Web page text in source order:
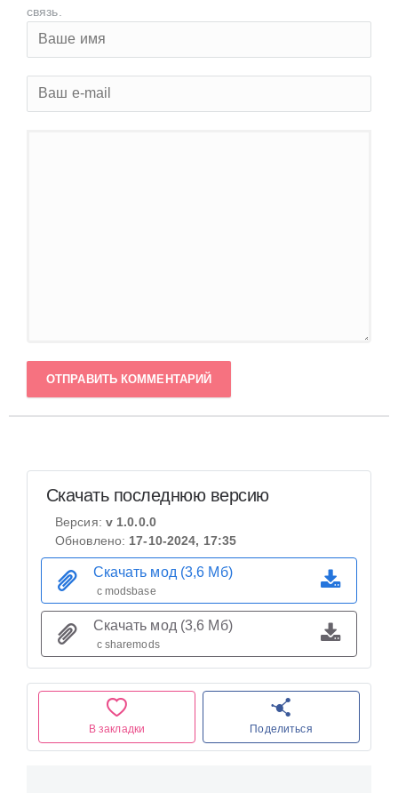
связь.
ОТПРАВИТЬ КОММЕНТАРИЙ
В закладки Поделиться
Скачать последнюю версию
Версия: v 1.0.0.0
Обновлено: 17-10-2024, 17:35
Скачать мод (3,6 Мб)
с modsbase
Скачать мод (3,6 Мб)
с sharemods